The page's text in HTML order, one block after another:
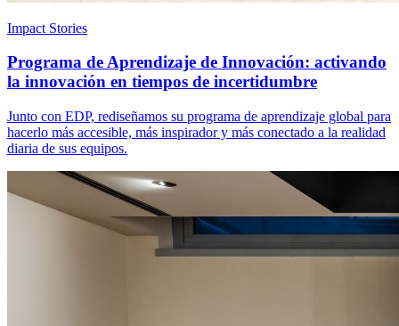
Impact Stories
Programa de Aprendizaje de Innovación: activando
la innovación en tiempos de incertidumbre
Junto con EDP, rediseñamos su programa de aprendizaje global para
hacerlo más accesible, más inspirador y más conectado a la realidad
diaria de sus equipos.